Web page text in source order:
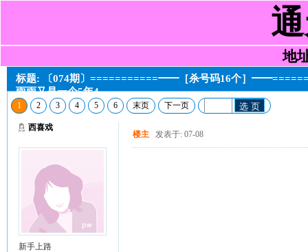
地
标题: 〔074期〕===========━━［杀号码16个］
雨雨又是一个5年4
1 2 3 4 5 6 末页 下一页 选 页
西喜戏
新手上路
楼主 发表于: 07-08